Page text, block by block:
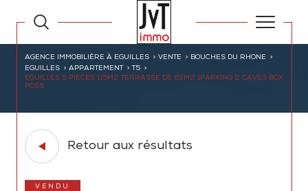
AGENCE IMMOBILIÈRE À EGUILLES VENTE
BOUCHES DU RHONE
EGUILLES
APPARTEMENT
T5
EGUILLES 5 PIECES 115M2 TERRASSE DE 63M2 1PARKING 2 CAVES BOX
POSS
Retour aux résultats
VENDU